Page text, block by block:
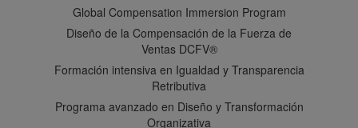
Global Compensation Immersion Program
Diseño de la Compensación de la Fuerza de
Ventas DCFV®
Formación intensiva en Igualdad y Transparencia
Retributiva
Programa avanzado en Diseño y Transformación
Organizativa